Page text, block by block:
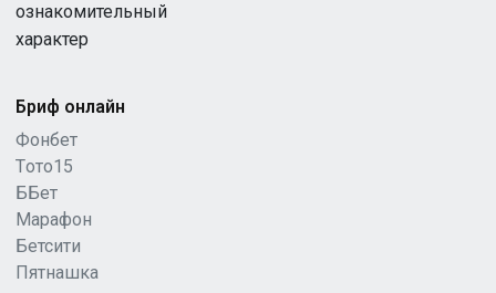
ознакомительный
характер
Бриф онлайн
Фонбет
Tото15
ББет
Марафон
Бетсити
Пятнашка